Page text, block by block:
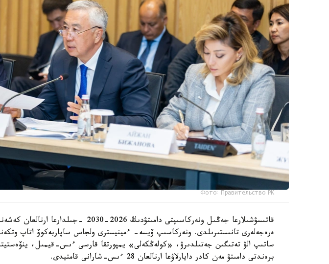
Фото: Правительство РК
قاتىسۋشىلارعا جەڭىل ونەركاسىپتى دامىتۋدىڭ
ەرەجەلەرى تانىستىرىلدى. ونەركاسىپ ۆيسە- ءمينيسترى ولجاس ساپاربەكوۆ اتاپ
ساتىپ الۋ تەتىگىن جەتىلدىرۋ، «كولەڭكەلى» يمپورتقا قارسى ءىس-قيمىل،
برەندتى دامىتۋ مەن كادر دايارلاۋعا ارنالعان 28 ءىس-شارانى قامتيدى.